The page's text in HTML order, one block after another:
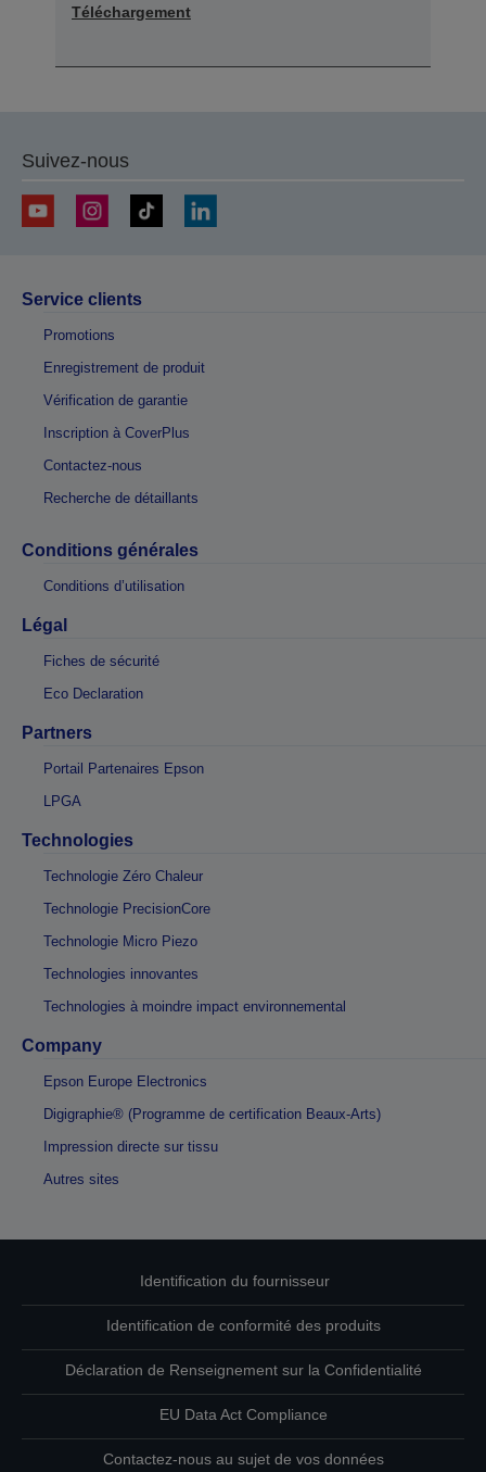
Téléchargement
Suivez-nous
Service clients
Promotions
Enregistrement de produit
Vérification de garantie
Inscription à CoverPlus
Contactez-nous
Recherche de détaillants
Conditions générales
Conditions d’utilisation
Légal
Fiches de sécurité
Eco Declaration
Partners
Portail Partenaires Epson
LPGA
Technologies
Technologie Zéro Chaleur
Technologie PrecisionCore
Technologie Micro Piezo
Technologies innovantes
Technologies à moindre impact environnemental
Company
Epson Europe Electronics
Digigraphie® (Programme de certification Beaux-Arts)
Impression directe sur tissu
Autres sites
Identification du fournisseur
Identification de conformité des produits
Déclaration de Renseignement sur la Confidentialité
EU Data Act Compliance
Contactez-nous au sujet de vos données